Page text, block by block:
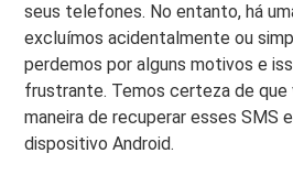
seus telefones. No entanto, há
excluímos acidentalmente ou
perdemos por alguns motivos e
frustrante. Temos certeza de que
maneira de recuperar esses SMS
dispositivo Android.